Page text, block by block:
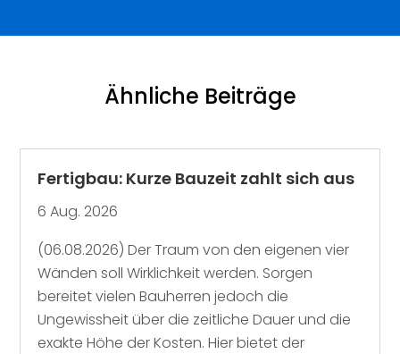
Ähnliche Beiträge
Fertigbau: Kurze Bauzeit zahlt sich aus
6 Aug. 2026
(06.08.2026) Der Traum von den eigenen vier
Wänden soll Wirklichkeit werden. Sorgen
bereitet vielen Bauherren jedoch die
Ungewissheit über die zeitliche Dauer und die
exakte Höhe der Kosten. Hier bietet der